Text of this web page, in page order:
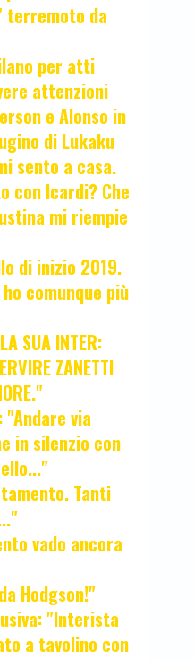
terremoto da
per atti
attenzioni
e Alonso in
di Lukaku
sento a casa.
con Icardi? Che
mi riempie
di inizio 2019.
comunque più
SUA INTER:
ZANETTI
"Andare via
in silenzio con
Tanti
vado ancora
Hodgson!"
"Interista
a tavolino con